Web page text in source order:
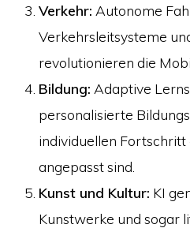
Verkehr: Autonome
Verkehrsleitsysteme
revolutionieren die
Bildung: Adaptive
personalisierte
individuellen
angepasst sind.
Kunst und Kultur: KI
Kunstwerke und sogar